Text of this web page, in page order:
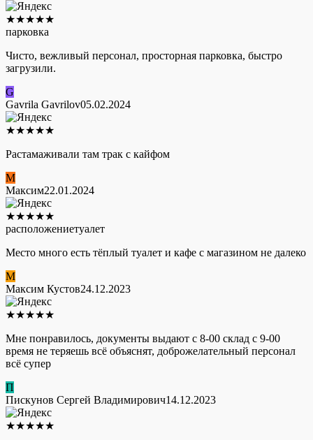
★★★★★
парковка
Чисто, вежливый персонал, просторная парковка, быстро
загрузили.
G
Gavrila Gavrilov05.02.2024
★★★★★
Растамаживали там трак с кайфом
М
Максим22.01.2024
★★★★★
расположениетуалет
Место много есть тёплый туалет и кафе с магазином не далеко
М
Максим Кустов24.12.2023
★★★★★
Мне понравилось, документы выдают с 8-00 склад с 9-00
время не теряешь всё объяснят, доброжелательный персонал
всё супер
П
Пискунов Сергей Владимирович14.12.2023
★★★★★